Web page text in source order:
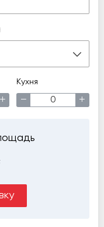
+
Кухня
− +